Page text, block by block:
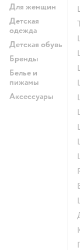
Для женщин
Детская
одежда
Детская обувь
Бренды
Белье и
пижамы
Аксессуары